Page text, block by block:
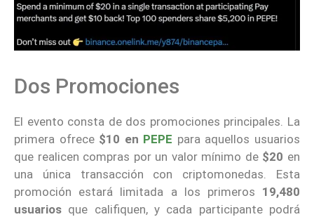
Dos Promociones
El evento consta de dos promociones principales. La
primera ofrece $10 en PEPE para aquellos usuarios
que realicen compras por un valor mínimo de $20 en
una única transacción con criptomonedas. Esta
promoción estará limitada a los primeros 19,480
usuarios que califiquen, y cada participante podrá